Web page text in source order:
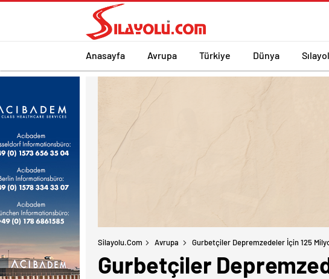
Anasayfa Avrupa Türkiye Dünya
Silayolu.com Avrupa Gurbetçiler Depremzedeler İçin 125
Gurbetçiler